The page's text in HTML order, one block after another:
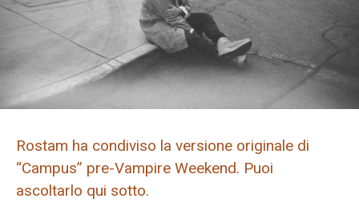
Rostam ha condiviso la versione originale di
“Campus” pre-Vampire Weekend. Puoi
ascoltarlo qui sotto.